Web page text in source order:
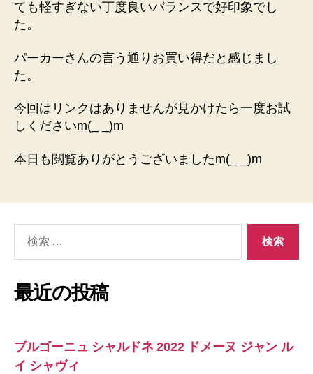
ても軽すぎない丁度良いバランスで好印象でし
た。
パーカーさんの言う通りお買い得だと感じまし
た。
今回はリンクはありませんが見かけたら一度お試
しくださいm(_ _)m
本日も閲覧ありがとうございましたm(_ _)m
象:
最近の投稿
ブルゴーニュ シャルドネ 2022 ドメーヌ ジャン ル
イ シャヴィ